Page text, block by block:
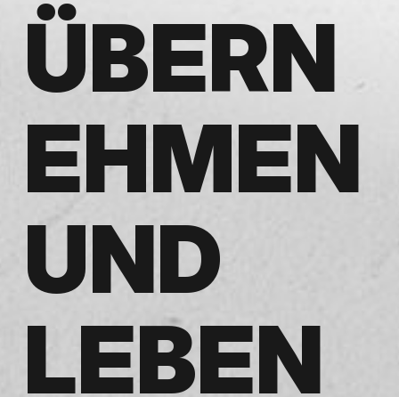
ÜBERN
EHMEN
UND
LEBEN